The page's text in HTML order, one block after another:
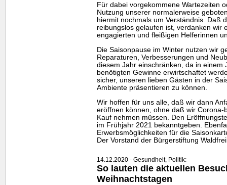
Für dabei vorgekommene Wartezeiten
Nutzung unserer normalerweise
hiermit nochmals um Verständnis. Daß
reibungslos gelaufen ist, verdanken wir
engagierten und fleißigen Helferinnen
Die Saisonpause im Winter nutzen wir
Reparaturen, Verbesserungen und
diesem Jahr einschränken, da in einem
benötigten Gewinne erwirtschaftet
sicher, unseren lieben Gästen in der
Ambiente präsentieren zu können.
Wir hoffen für uns alle, daß wir dann
eröffnen können, ohne daß wir Corona-
Kauf nehmen müssen. Den
im Frühjahr 2021 bekanntgeben.
Erwerbsmöglichkeiten für die
Der Vorstand der Bürgerstiftung
14.12.2020 - Gesundheit, Politik:
So lauten die aktuellen
Weihnachtstagen